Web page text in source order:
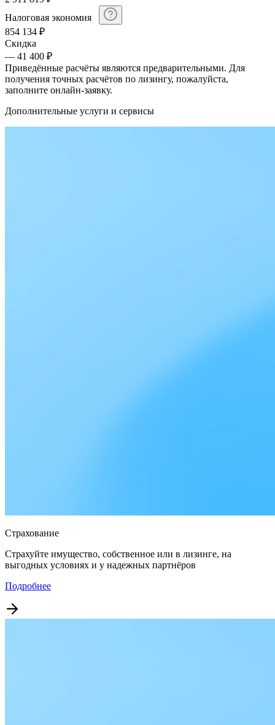
Налоговая экономия
854 134 ₽
Скидка
— 41 400 ₽
Приведённые расчёты являются предварительными. Для
получения точных расчётов по лизингу, пожалуйста,
заполните онлайн-заявку.
Дополнительные услуги и сервисы
Страхование
Страхуйте имущество, собственное или в лизинге, на
выгодных условиях и у надежных партнёров
Подробнее